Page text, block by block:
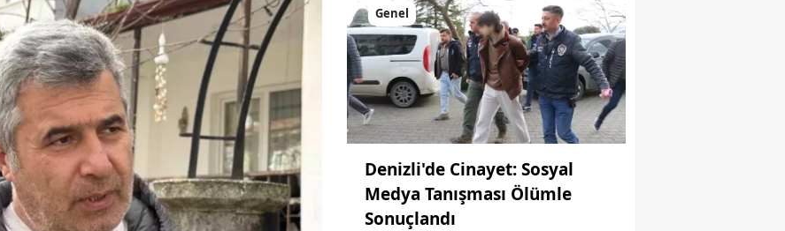
Genel
Denizli'de Cinayet: Sosyal
Medya Tanışması Ölümle
Sonuçlandı